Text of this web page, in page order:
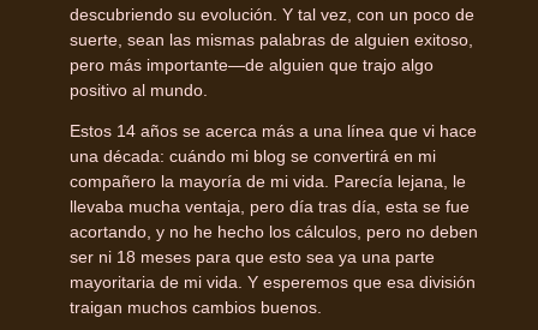
descubriendo su evolución. Y tal vez, con un poco de
suerte, sean las mismas palabras de alguien exitoso,
pero más importante—de alguien que trajo algo
positivo al mundo.
Estos 14 años se acerca más a una línea que vi hace
una década: cuándo mi blog se convertirá en mi
compañero la mayoría de mi vida. Parecía lejana, le
llevaba mucha ventaja, pero día tras día, esta se fue
acortando, y no he hecho los cálculos, pero no deben
ser ni 18 meses para que esto sea ya una parte
mayoritaria de mi vida. Y esperemos que esa división
traigan muchos cambios buenos.